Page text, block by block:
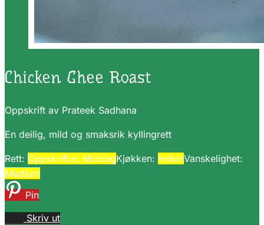
Chicken Ghee Roast
Oppskrift av Prateek Sadhana
En deilig, mild og smaksrik kyllingrett
Rett: Oppskrifter, MiddagKjøkken: IndianVanskelighet:
Medium
Pin
Skriv ut